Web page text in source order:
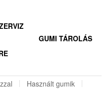
GUMI TÁROLÁS
Használt gumik